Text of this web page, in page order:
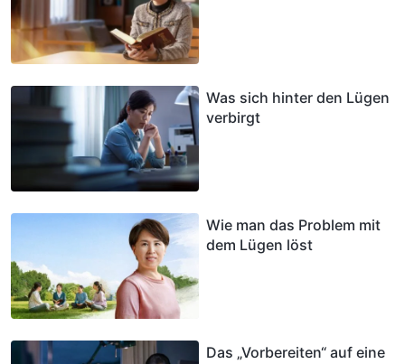
Was sich hinter den Lügen
verbirgt
Wie man das Problem mit
dem Lügen löst
Das „Vorbereiten“ auf eine